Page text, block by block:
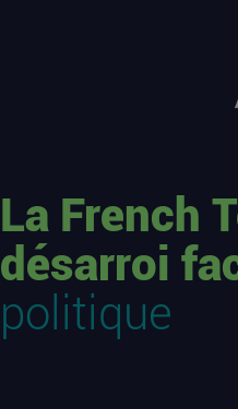
La French
désarroi
politique